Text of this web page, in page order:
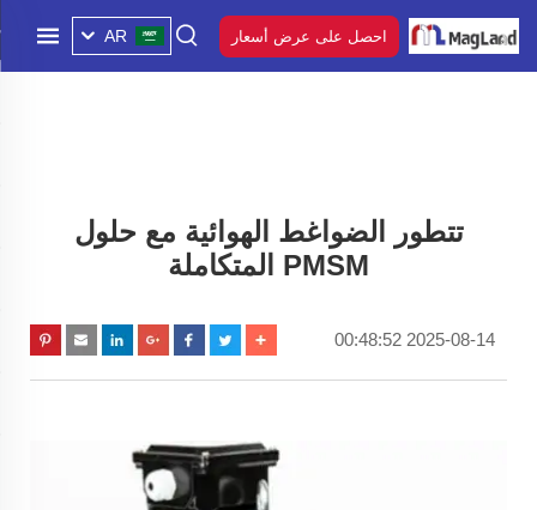
احصل على عرض أسعار AR
تتطور الضواغط الهوائية مع حلول
PMSM المتكاملة
2025-08-14 00:48:52